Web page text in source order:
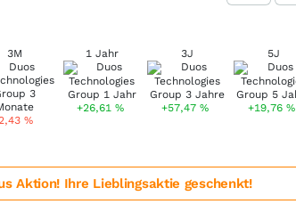
3M
%
1 Jahr
+26,61 %
3J
+57,47%
5J
+19,76%
Aktion! Ihre Lieblingsaktie geschenkt!